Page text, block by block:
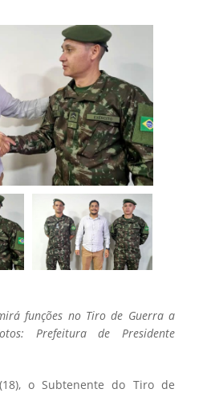
funções no Tiro de Guerra a
Prefeitura de Presidente
o Subtenente do Tiro de